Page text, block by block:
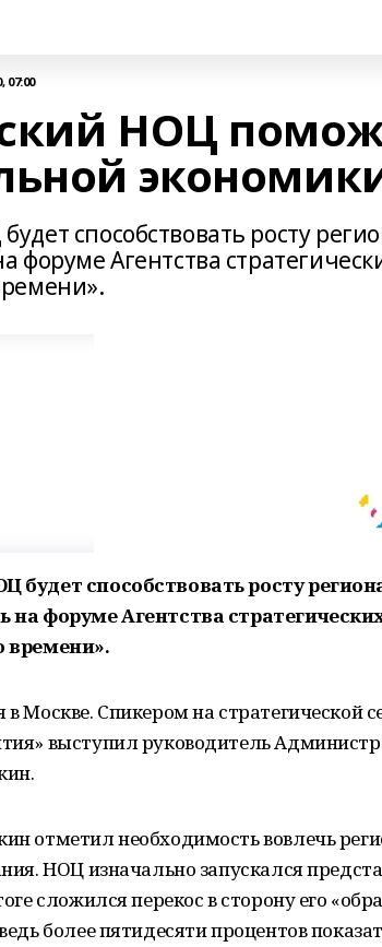
07:00
НОЦ
способствовать росту
форуме Агентства
будет способствовать росту
на форуме Агентства
времени».
Москве. Спикером на стратегической
выступил руководитель
отметил необходимость вовлечь
НОЦ изначально запускался
сложился перекос в сторону его
более пятидесяти процентов